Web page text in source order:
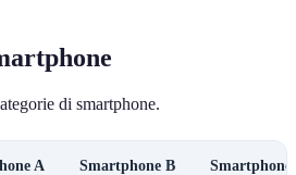
di smartphone.
A Smartphone B Smartphone